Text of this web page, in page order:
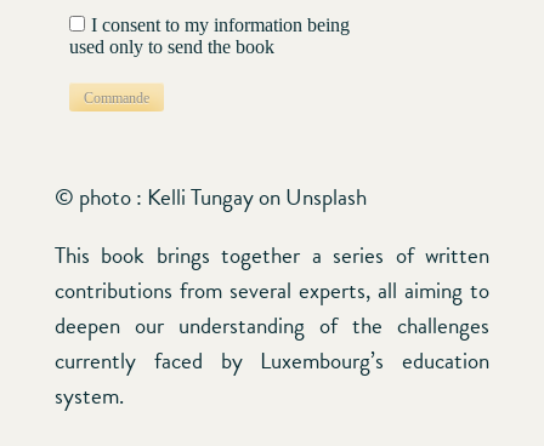
I consent to my information being
used only to send the book
Commande
© photo : Kelli Tungay on Unsplash
This book brings together a series of written
contributions from several experts, all aiming to
deepen our understanding of the challenges
currently faced by Luxembourg’s education
system.